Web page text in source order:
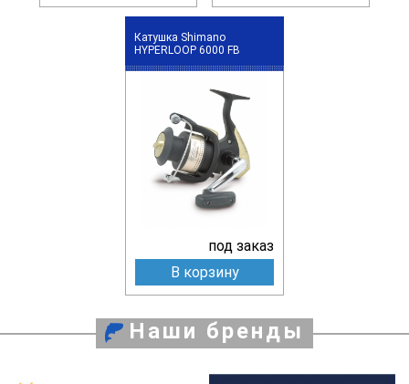
Катушка Shimano
HYPERLOOP 6000 FB
под заказ
В корзину
Наши бренды